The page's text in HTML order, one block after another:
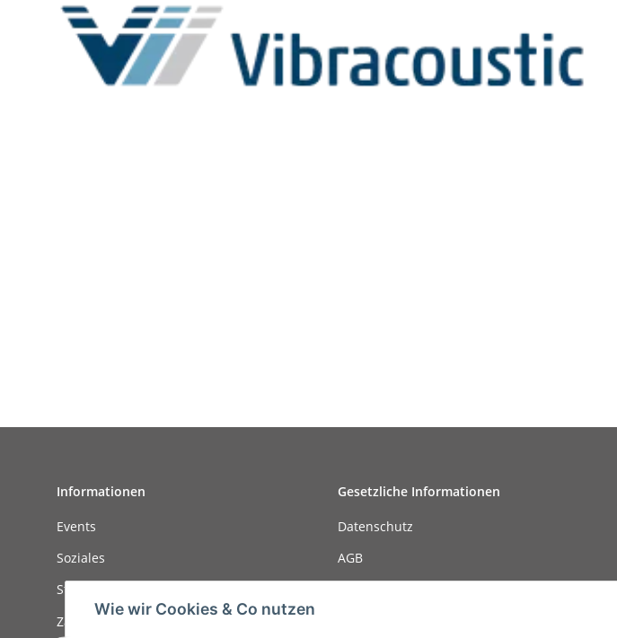
Informationen
Events
Soziales
Stellenanzeigen
Zahlungsmöglichkeiten
Gesetzliche Informationen
Datenschutz
AGB
Wie wir Cookies & Co nutzen